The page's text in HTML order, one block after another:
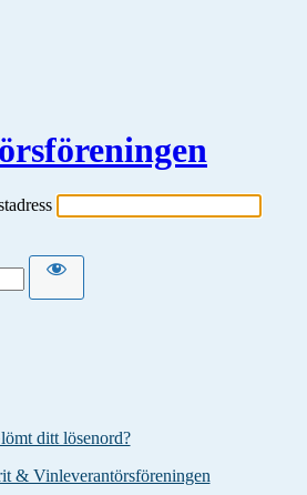
ditt lösenord?
& Vinleverantörsföreningen